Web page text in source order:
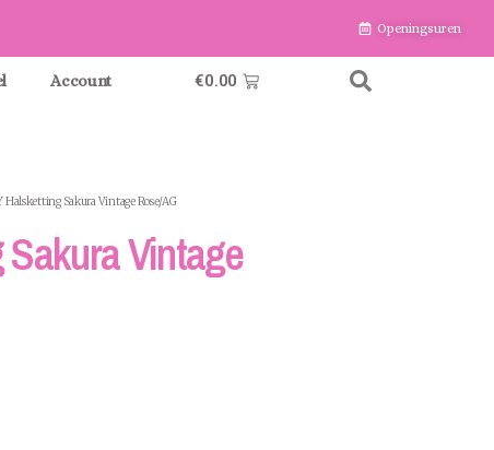
Openingsuren
Account €0.00
Halsketting Sakura Vintage Rose/AG
Vintage